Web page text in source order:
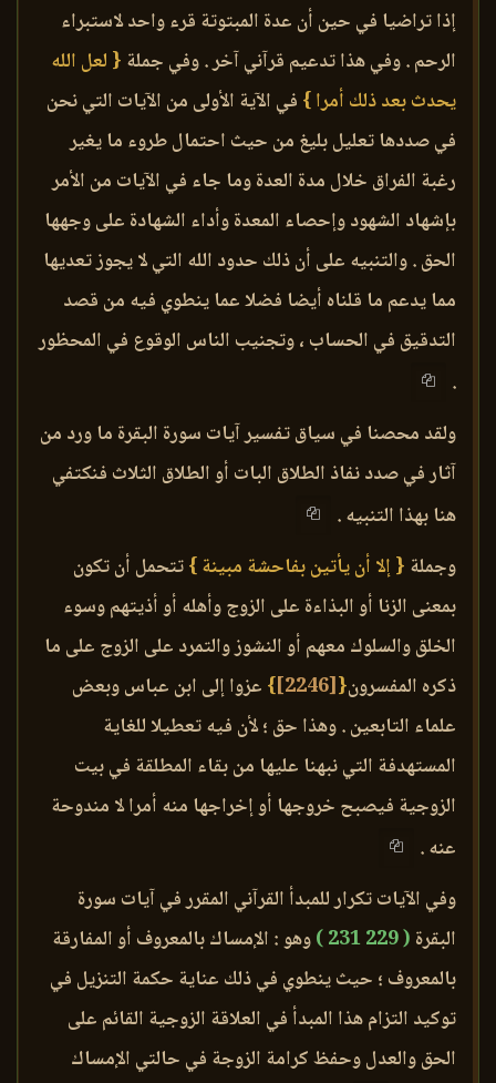
إذا تراضيا في حين أن عدة المبتوتة قرء واحد لاستبراء
الرحم . وفي هذا تدعيم قرآني آخر . وفي جملة { لعل الله
يحدث بعد ذلك أمرا } في الآية الأولى من الآيات التي نحن
في صددها تعليل بليغ من حيث احتمال طروء ما يغير
رغبة الفراق خلال مدة العدة وما جاء في الآيات من الأمر
بإشهاد الشهود وإحصاء المعدة وأداء الشهادة على وجهها
الحق . والتنبيه على أن ذلك حدود الله التي لا يجوز تعديها
مما يدعم ما قلناه أيضا فضلا عما ينطوي فيه من قصد
التدقيق في الحساب ، وتجنيب الناس الوقوع في المحظور
.
ولقد محصنا في سياق تفسير آيات سورة البقرة ما ورد من
آثار في صدد نفاذ الطلاق البات أو الطلاق الثلاث فنكتفي
هنا بهذا التنبيه .
وجملة { إلا أن يأتين بفاحشة مبينة }تتحمل أن تكون
بمعنى الزنا أو البذاءة على الزوج وأهله أو أذيتهم وسوء
الخلق والسلوك معهم أو النشوز والتمرد على الزوج على ما
ذكره المفسرون{
[2246]
} عزوا إلى ابن عباس وبعض
علماء التابعين . وهذا حق ؛ لأن فيه تعطيلا للغاية
المستهدفة التي نبهنا عليها من بقاء المطلقة في بيت
الزوجية فيصبح خروجها أو إخراجها منه أمرا لا مندوحة
عنه .
وفي الآيات تكرار للمبدأ القرآني المقرر في آيات سورة
البقرة ( 229 231 )
وهو : الإمساك بالمعروف أو المفارقة
بالمعروف ؛ حيث ينطوي في ذلك عناية حكمة التنزيل في
توكيد التزام هذا المبدأ في العلاقة الزوجية القائم على
الحق والعدل وحفظ كرامة الزوجة في حالتي الإمساك